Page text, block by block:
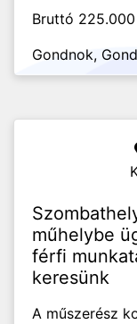
Bruttó
Gondnok,
műhelybe
férfi
keresünk
A műszerész